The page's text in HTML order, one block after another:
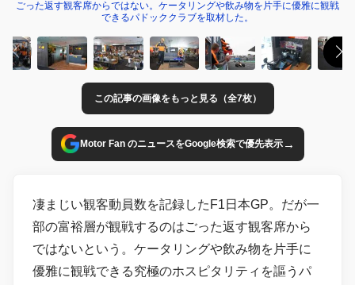
ごった返す観客席からではない。ケータリングや飲み物を片手に優雅に観戦
できるパドッククラブを取材した。
この記事の画像をもっと見る（全7枚）
Motor Fan のニュースをGoogle検索で優先表示→
凄まじい観客動員数を記録したF1日本GP。だが一
部の富裕層が観戦するのはごった返す観客席から
ではないという。ケータリングや飲み物を片手に
優雅に観戦できる究極のホスピタリティを謳うパ